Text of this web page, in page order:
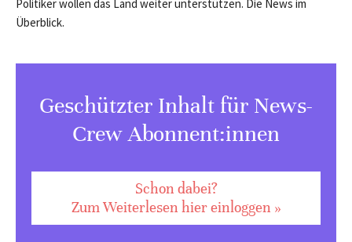
Politiker wollen das Land weiter unterstützen. Die News im
Überblick.
Geschützter Inhalt für News-
Crew Abonnent:innen
Schon dabei?
Zum Weiterlesen hier einloggen »